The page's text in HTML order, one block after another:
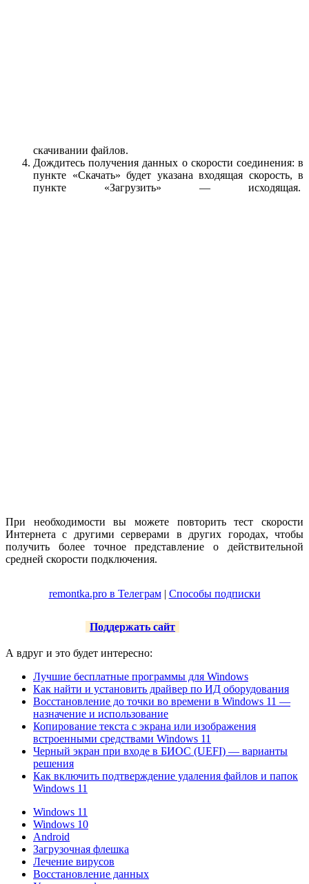
скачивании файлов.
Дождитесь получения данных о скорости соединения: в
пункте «Скачать» будет указана входящая скорость, в
пункте «Загрузить» — исходящая.
При необходимости вы можете повторить тест скорости
Интернета с другими серверами в других городах, чтобы
получить более точное представление о действительной
средней скорости подключения.
remontka.pro в Телеграм| Способы подписки
Поддержать сайт
А вдруг и это будет интересно:
Лучшие бесплатные программы для Windows
Как найти и установить драйвер по ИД оборудования
Восстановление до точки во времени в Windows 11 —
назначение и использование
Копирование текста с экрана или изображения
встроенными средствами Windows 11
Черный экран при входе в БИОС (UEFI) — варианты
решения
Как включить подтверждение удаления файлов и папок
Windows 11
Windows 11
Windows 10
Android
Загрузочная флешка
Лечение вирусов
Восстановление данных